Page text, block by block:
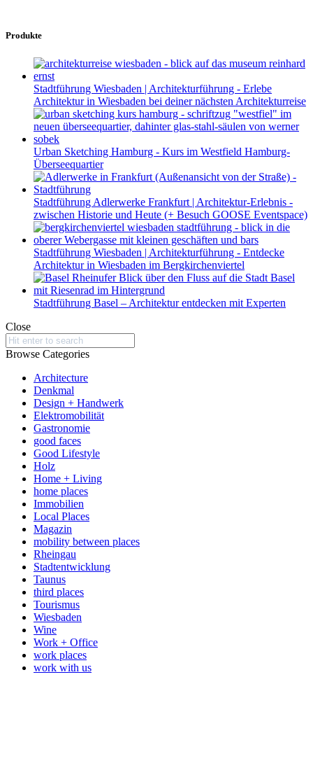
Produkte
Stadtführung Wiesbaden | Architekturführung - Erlebe
Architektur in Wiesbaden bei deiner nächsten Architekturreise
Urban Sketching Hamburg - Kurs im Westfield Hamburg-
Überseequartier
Stadtführung Adlerwerke Frankfurt | Architektur-Erlebnis -
zwischen Historie und Heute (+ Besuch GOOSE Eventspace)
Stadtführung Wiesbaden | Architekturführung - Entdecke
Architektur in Wiesbaden im Bergkirchenviertel
Stadtführung Basel – Architektur entdecken mit Experten
Close
Search
for:
Browse Categories
Architecture
Denkmal
Design + Handwerk
Elektromobilität
Gastronomie
good faces
Good Lifestyle
Holz
Home + Living
home places
Immobilien
Local Places
Magazin
mobility between places
Rheingau
Stadtentwicklung
Taunus
third places
Tourismus
Wiesbaden
Wine
Work + Office
work places
work with us